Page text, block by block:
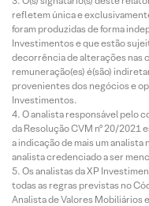
refletem única e
foram produzidas de forma
Investimentos e que estão
decorrência de alterações nas
remuneração(es) é(são)
provenientes dos negócios e
Investimentos.
O analista responsável pelo
da Resolução CVM nº 20/2021
a indicação de mais um
analista credenciado a ser
Os analistas da XP
todas as regras previstas no
Analista de Valores Mobiliários